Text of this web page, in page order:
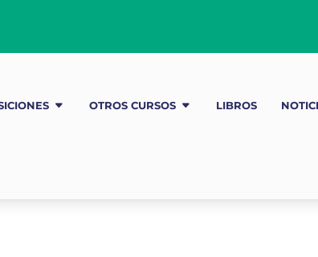
OTROS CURSOS LIBROS